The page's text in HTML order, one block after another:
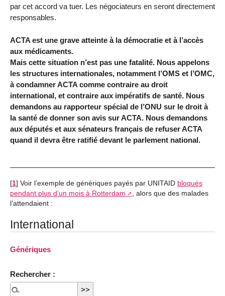
par cet accord va tuer. Les négociateurs en seront directement
responsables.
ACTA est une grave atteinte à la démocratie et à l’accès
aux médicaments.
Mais cette situation n’est pas une fatalité. Nous appelons
les structures internationales, notamment l’OMS et l’OMC,
à condamner ACTA comme contraire au droit
international, et contraire aux impératifs de santé. Nous
demandons au rapporteur spécial de l’ONU sur le droit à
la santé de donner son avis sur ACTA. Nous demandons
aux députés et aux sénateurs français de refuser ACTA
quand il devra être ratifié devant le parlement national.
[1] Voir l’exemple de génériques payés par UNITAID bloqués
pendant plus d’un mois à Rotterdam
, alors que des malades
l’attendaient :
International
Génériques
Rechercher :